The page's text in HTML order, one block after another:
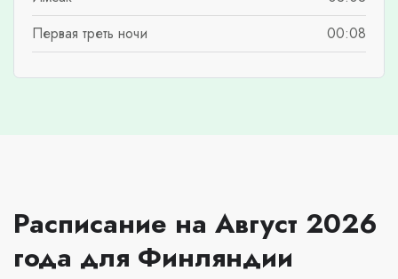
Первая треть ночи
00:08
Расписание на Август 2026
года для Финляндии